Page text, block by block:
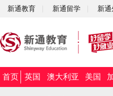
新通教育 新通留学 新
首页 英国 澳大利亚 美国